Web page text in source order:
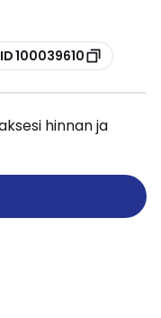
100039610
hinnan ja